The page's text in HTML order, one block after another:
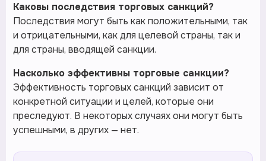
Каковы последствия торговых санкций?
Последствия могут быть как положительными, так
и отрицательными, как для целевой страны, так и
для страны, вводящей санкции.
Насколько эффективны торговые санкции?
Эффективность торговых санкций зависит от
конкретной ситуации и целей, которые они
преследуют. В некоторых случаях они могут быть
успешными, в других — нет.